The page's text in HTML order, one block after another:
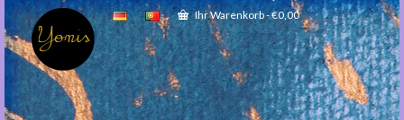
Ihr Warenkorb-€0,00